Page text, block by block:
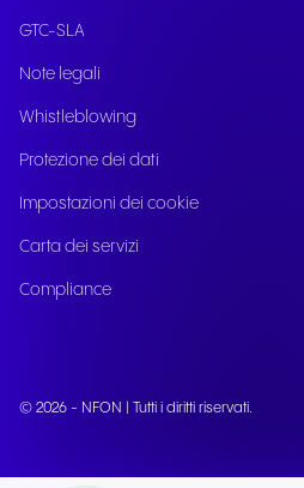
GTC-SLA
Note legali
Whistleblowing
Protezione dei dati
Impostazioni dei cookie
Carta dei servizi
Compliance
© 2026 - NFON | Tutti i diritti riservati.